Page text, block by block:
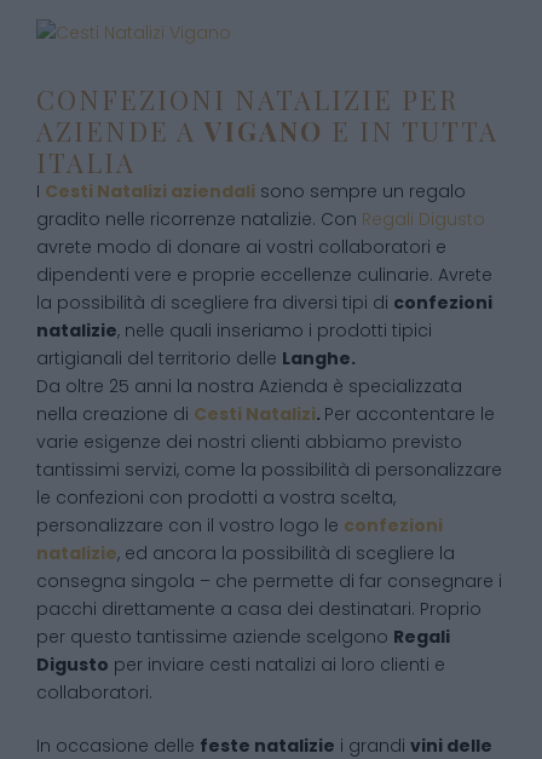
CONFEZIONI NATALIZIE PER
AZIENDE A VIGANO E IN TUTTA
ITALIA
I Cesti Natalizi aziendali sono sempre un regalo
gradito nelle ricorrenze natalizie. Con Regali Digusto
avrete modo di donare ai vostri collaboratori e
dipendenti vere e proprie eccellenze culinarie. Avrete
la possibilità di scegliere fra diversi tipi di confezioni
natalizie, nelle quali inseriamo i prodotti tipici
artigianali del territorio delle Langhe.
Da oltre 25 anni la nostra Azienda è specializzata
nella creazione di Cesti Natalizi. Per accontentare le
varie esigenze dei nostri clienti abbiamo previsto
tantissimi servizi, come la possibilità di personalizzare
le confezioni con prodotti a vostra scelta,
personalizzare con il vostro logo le confezioni
natalizie, ed ancora la possibilità di scegliere la
consegna singola – che permette di far consegnare i
pacchi direttamente a casa dei destinatari. Proprio
per questo tantissime aziende scelgono Regali
Digusto per inviare cesti natalizi ai loro clienti e
collaboratori.
In occasione delle feste natalizie i grandi vini delle